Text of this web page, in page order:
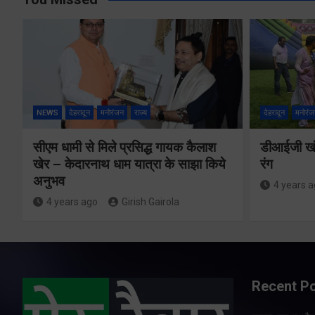
NEWS देहरादून मनोरंजन राज्य
सीएम धामी से मिले प्रसिद्ध गायक कैलाश
खेर – केदारनाथ धाम यात्रा के साझा किये
अनुभव
4 years ago Girish Gairola
देहरादून
डीआईजी
रंग
4 years
Recent